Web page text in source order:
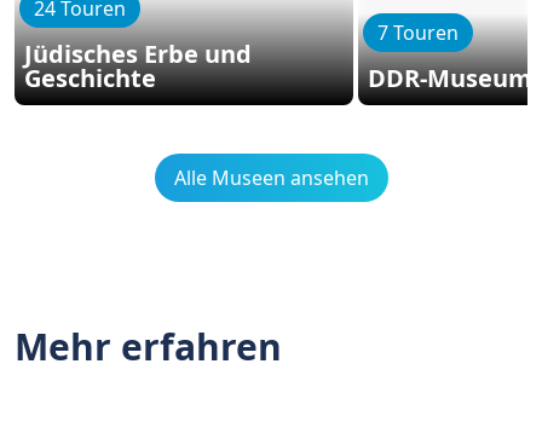
24 Touren
Jüdisches Erbe und
Geschichte
7 Touren
DDR-
Alle Museen ansehen
Mehr erfahren